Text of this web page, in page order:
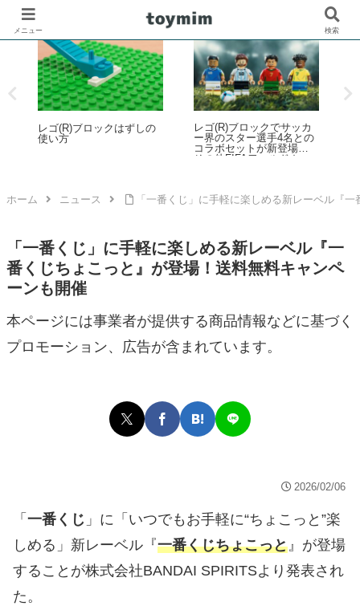
レゴ(R)マリオ：マリオの
表情やリアクションの変
プラレール × 映画『バッ
ク・トゥ・ザ・フューチ
ャー』のコラボ！「プラ
レール バック・トゥ・
場！
ホーム ニュース 「一番くじ」に手軽に楽しめる新レーベル『
「一番くじ」に手軽に楽しめる新レーベル『一
番くじちょこっと』が登場！送料無料キャンペ
ーンも開催
本ページには事業者が提供する商品情報などに基づく
プロモーション、広告が含まれています。
2026/02/06
「 一番くじ 」に「いつでもお手軽に“ちょこっと”楽
しめる」新レーベル『一番くじちょこっと』が登場
することが株式会社BANDAI SPIRITSより発表され
た。
メニュー 検索